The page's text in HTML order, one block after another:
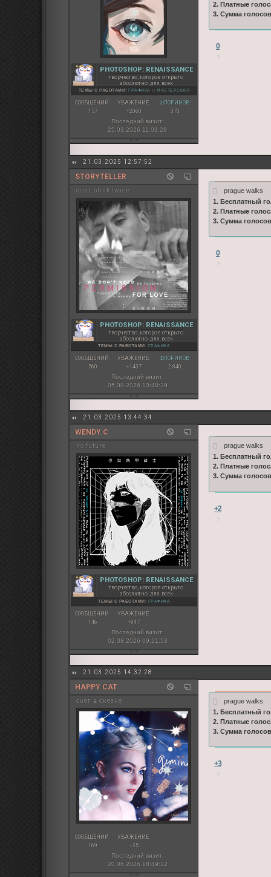
PHOTOSHOP: RENAISSANCE
творчество, которое открыто
абсолютно для всех
ТЕМЫ С РАБОТАМИ: ГРАФИКА ◇ МАСТЕРСКАЯ
СООБЩЕНИЙ:
157
УВАЖЕНИЕ:
+2060
ФЛОРИНОВ:
370
Последний визит:
25.03.2026 11:03:28
2. Платные
3. Сумма
0
21.03.2025 12:57:52
STORYTELLER
don't blink twice
PHOTOSHOP: RENAISSANCE
творчество, которое открыто
абсолютно для всех
ТЕМЫ С РАБОТАМИ: ГРАФИКА
СООБЩЕНИЙ:
560
УВАЖЕНИЕ:
+1437
ФЛОРИНОВ:
2 840
Последний визит:
05.08.2026 10:48:39
prague walks
1. Бесплатный
2. Платные
3. Сумма
0
21.03.2025 13:44:34
WENDY.C
no future
PHOTOSHOP: RENAISSANCE
творчество, которое открыто
абсолютно для всех
ТЕМЫ С РАБОТАМИ: ГРАФИКА
СООБЩЕНИЙ:
146
УВАЖЕНИЕ:
+947
Последний визит:
02.08.2026 09:21:53
prague walks
1. Бесплатный
2. Платные
3. Сумма
+2
21.03.2025 14:32:28
HAPPY CAT
снег в океане
СООБЩЕНИЙ:
169
УВАЖЕНИЕ:
+35
Последний визит:
20.06.2026 18:49:12
prague walks
1. Бесплатный
2. Платные
3. Сумма
+3